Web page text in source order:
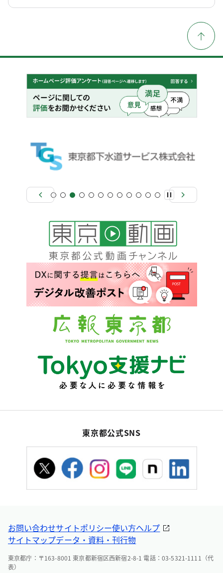
東京都公式SNS
お問い合わせサイトポリシー使い方ヘルプ
サイトマップデータ・資料・刊行物
東京都庁：〒163-8001 東京都新宿区西新宿2-8-1 電話：03-5321-1111（代
表）